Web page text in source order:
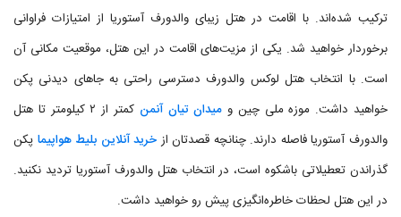
ترکیب شده‌اند. با اقامت در هتل زیبای والدورف آستوریا از امتیازات فراوانی
برخوردار خواهید شد. یکی از مزیت‌های اقامت در این هتل، موقعیت مکانی آن
است. با انتخاب هتل لوکس والدورف دسترسی راحتی به جاهای دیدنی پکن
خواهید داشت. موزه ملی چین و میدان تیان آنمن
کمتر از ۲ کیلومتر تا هتل
والدورف آستوریا فاصله دارند. چنانچه قصدتان از خرید آنلاین بلیط هواپیما پکن
گذراندن تعطیلاتی باشکوه است، در انتخاب هتل والدورف آستوریا تردید نکنید.
در این هتل لحظات خاطره‌انگیزی پیش رو خواهید داشت.